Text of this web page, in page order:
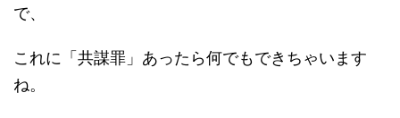
で、
これに「共謀罪」あったら何でもできちゃいます
ね。